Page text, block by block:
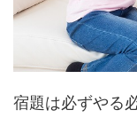
宿題は必ずやる